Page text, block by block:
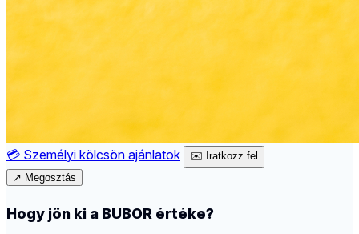
💳 Személyi kölcsön ajánlatok ✉️ Iratkozz fel
↗ Megosztás
Hogy jön ki a BUBOR értéke?